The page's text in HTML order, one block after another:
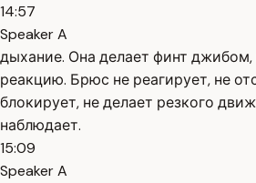
14:57
Speaker A
дыхание. Она делает финт джибом,
реакцию. Брюс не реагирует, не
блокирует, не делает резкого
наблюдает.
15:09
Speaker A